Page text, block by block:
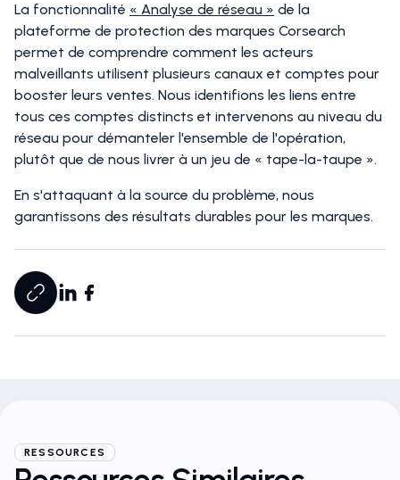
La fonctionnalité « Analyse de réseau » de la
plateforme de protection des marques Corsearch
permet de comprendre comment les acteurs
malveillants utilisent plusieurs canaux et comptes pour
booster leurs ventes. Nous identifions les liens entre
tous ces comptes distincts et intervenons au niveau du
réseau pour démanteler l'ensemble de l'opération,
plutôt que de nous livrer à un jeu de « tape-la-taupe ».
En s'attaquant à la source du problème, nous
garantissons des résultats durables pour les marques.
RESSOURCES